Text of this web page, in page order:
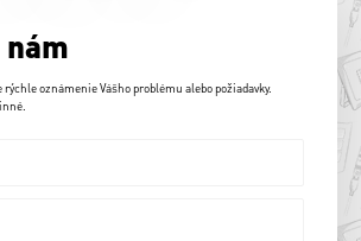
oznámenie Vášho problému alebo požiadavky.